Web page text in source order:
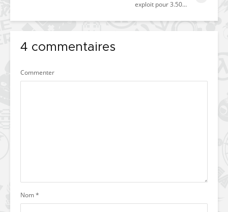
exploit pour 3.50…
4 commentaires
Commenter
Nom*